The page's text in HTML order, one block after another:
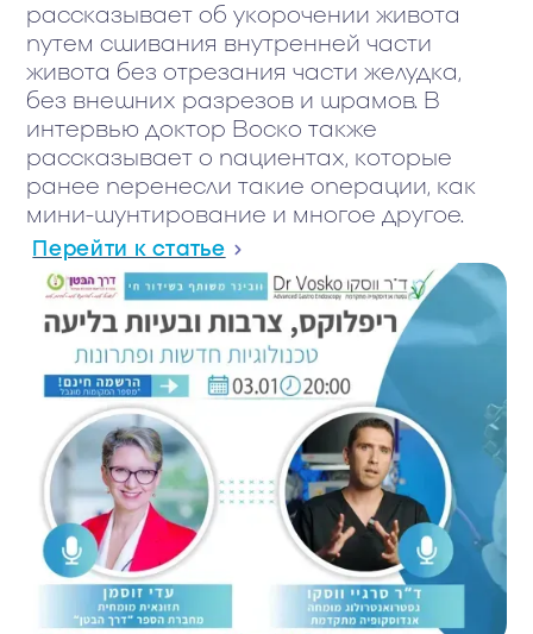
рассказывает об укорочении живота
путем сшивания внутренней части
живота без отрезания части желудка,
без внешних разрезов и шрамов. В
интервью доктор Воско также
рассказывает о пациентах, которые
ранее перенесли такие операции, как
мини-шунтирование и многое другое.
Перейти к статье